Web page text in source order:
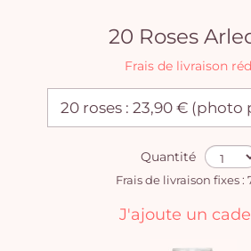
20 Roses
Frais de livraison
Quantité
Frais de livraison fixes :
J'ajoute un